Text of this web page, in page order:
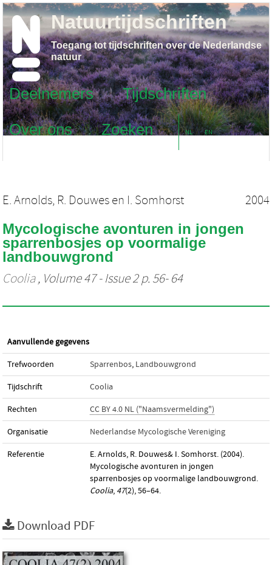
Deelnemers
Tijdschriften
Over ons
Zoeken NL EN
Natuurtijdschriften
Toegang tot tijdschriften over de Nederlandse
natuur
E. Arnolds, R. Douwes en I. Somhorst 2004
Mycologische avonturen in jongen
sparrenbosjes op voormalige
landbouwgrond
Coolia, Volume 47 - Issue 2 p. 56- 64
Aanvullende gegevens
Trefwoorden Sparrenbos, Landbouwgrond
Tijdschrift Coolia
Rechten CC BY 4.0 NL ("Naamsvermelding")
Organisatie Nederlandse Mycologische Vereniging
Referentie
E. Arnolds, R. Douwes& I. Somhorst. (2004).
Mycologische avonturen in jongen
sparrenbosjes op voormalige landbouwgrond.
Coolia, 47(2), 56–64.
Download PDF